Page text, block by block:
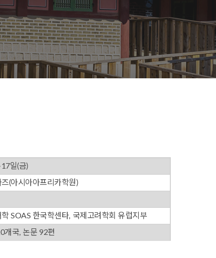
일(금)
(아시아아프리카학원)
SOAS 한국학센타, 국제고려학회 유럽지부
개국, 논문 92편